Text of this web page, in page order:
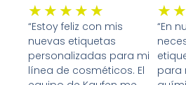
★ ★ ★ ★ ★ Valorado
con
5
de
5
“Estoy feliz con mis
nuevas etiquetas
personalizadas para mi
línea de cosméticos. El
★ ★
“En
para